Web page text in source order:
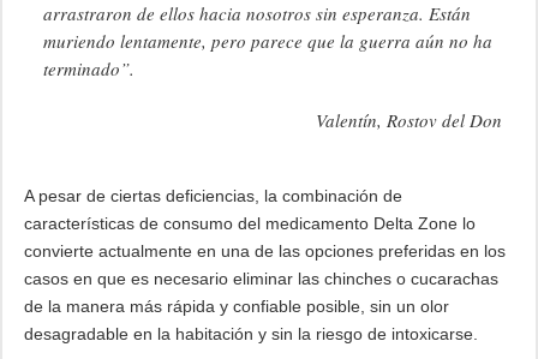
arrastraron de ellos hacia nosotros sin esperanza. Están
muriendo lentamente, pero parece que la guerra aún no ha
terminado”.
Valentín, Rostov del Don
A pesar de ciertas deficiencias, la combinación de
características de consumo del medicamento Delta Zone lo
convierte actualmente en una de las opciones preferidas en los
casos en que es necesario eliminar las chinches o cucarachas
de la manera más rápida y confiable posible, sin un olor
desagradable en la habitación y sin la riesgo de intoxicarse.